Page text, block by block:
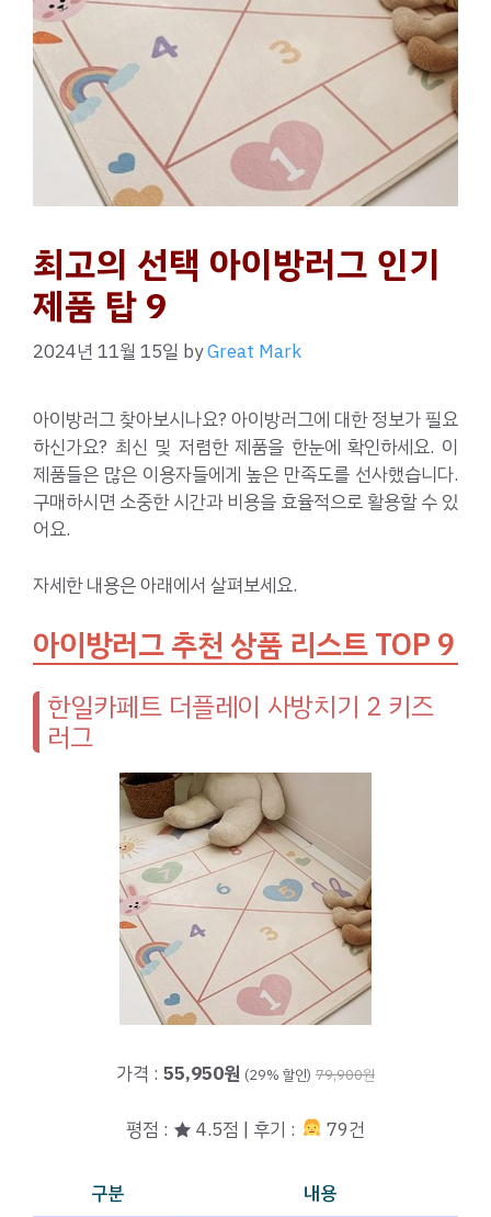
최고의 선택 아이방러그 인기
제품 탑 9
2024년 11월 15일 byGreat Mark
아이방러그 찾아보시나요? 아이방러그에 대한 정보가 필요
하신가요? 최신 및 저렴한 제품을 한눈에 확인하세요. 이
제품들은 많은 이용자들에게 높은 만족도를 선사했습니다.
구매하시면 소중한 시간과 비용을 효율적으로 활용할 수 있
어요.
자세한 내용은 아래에서 살펴보세요.
아이방러그 추천 상품 리스트 TOP 9
한일카페트 더플레이 사방치기 2 키즈
러그
가격 : 55,950원 (29% 할인) 79,900원
평점 : ★ 4.5점 | 후기 : 79건
구분
내용